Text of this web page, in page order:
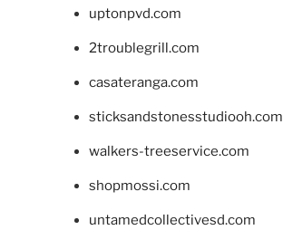
uptonpvd.com
2troublegrill.com
casateranga.com
sticksandstonesstudiooh.com
walkers-treeservice.com
shopmossi.com
untamedcollectivesd.com